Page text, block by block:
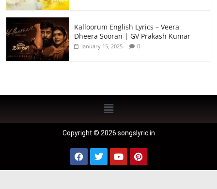
Kalloorum English Lyrics – Veera
Dheera Sooran | GV Prakash Kumar
January 15, 2025 0
Copyright © 2026 songslyric.in